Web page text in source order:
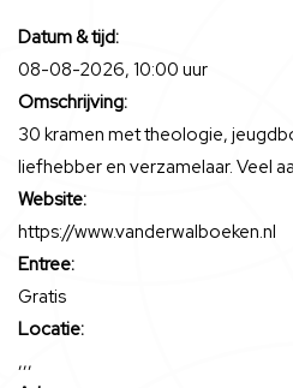
Datum & tijd:
08-08-2026, 10:00 uur
Omschrijving:
30 kramen met theologie,
liefhebber en verzamelaar. Veel
Website:
https://www.vanderwalboeken.nl
Entree:
Gratis
Locatie:
,,,